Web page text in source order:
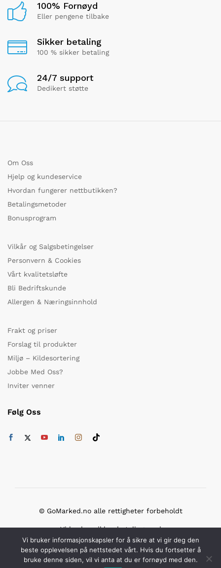
100% Fornøyd
Eller pengene tilbake
Sikker betaling
100 % sikker betaling
24/7 support
Dedikert støtte
Om Oss
Hjelp og kundeservice
Hvordan fungerer nettbutikken?
Betalingsmetoder
Bonusprogram
Vilkår og Salgsbetingelser
Personvern & Cookies
Vårt kvalitetsløfte
Bli Bedriftskunde
Allergen & Næringsinnhold
Frakt og priser
Forslag til produkter
Miljø – Kildesortering
Jobbe Med Oss?
Inviter venner
Følg Oss
© GoMarked.no alle rettigheter forbeholdt
Vi bruker sikker betaling med
Vi bruker informasjonskapsler for å sikre at vi gir deg den
beste opplevelsen på nettstedet vårt. Hvis du fortsetter å
bruke denne siden, vil vi anta at du er fornøyd med den.